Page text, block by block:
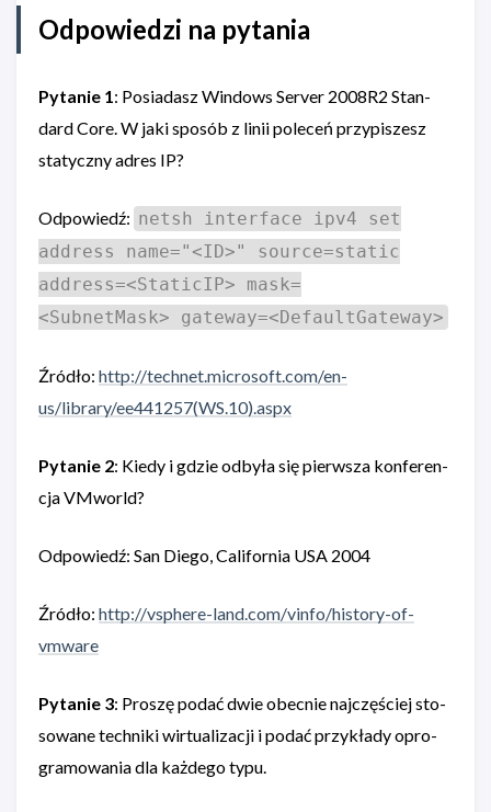
Odpowiedzi na pytania
Pytanie 1: Posia­dasz Win­dows Server 2008R2 Stan­
dard Core. W jaki spo­sób z linii pole­ceń przy­pi­szesz
sta­tyczny adres IP?
Odpowiedź: netsh interface ipv4 set
address name="<ID>" source=static
address=<StaticIP> mask=
<SubnetMask> gateway=<DefaultGateway>
Źródło: http://technet.microsoft.com/en-
us/library/ee441257(WS.10).aspx
Pytanie 2: Kiedy i gdzie odbyła się pierw­sza kon­fe­ren­
cja VMworld?
Odpowiedź: San Diego, California USA 2004
Źródło: http://vsphere-land.com/vinfo/history-of-
vmware
Pytanie 3: Pro­szę podać dwie obec­nie naj­czę­ściej sto­
so­wane tech­niki wir­tu­ali­za­cji i podać przy­kłady opro­
gra­mo­wa­nia dla każ­dego typu.